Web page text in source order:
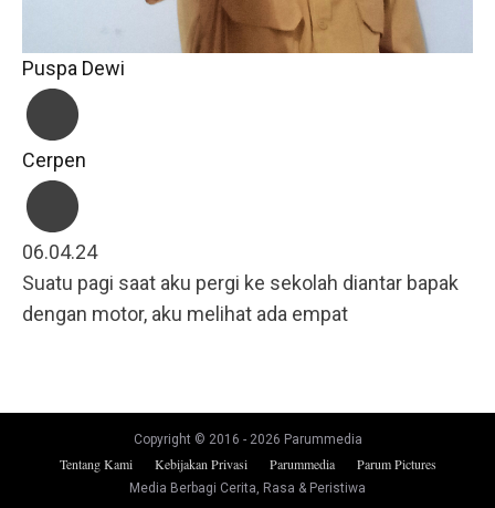
Puspa Dewi
Cerpen
06.04.24
Suatu pagi saat aku pergi ke sekolah diantar bapak
dengan motor, aku melihat ada empat
Copyright © 2016 - 2026 Parummedia
Tentang Kami Kebijakan Privasi Parummedia Parum Pictures
Media Berbagi Cerita, Rasa & Peristiwa